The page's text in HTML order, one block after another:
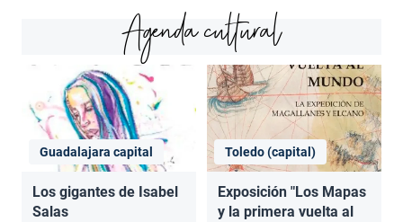
Agenda cultural
Guadalajara capital
Los gigantes de Isabel
Salas
Toledo (capital)
Exposición "Los Mapas
y la primera vuelta al